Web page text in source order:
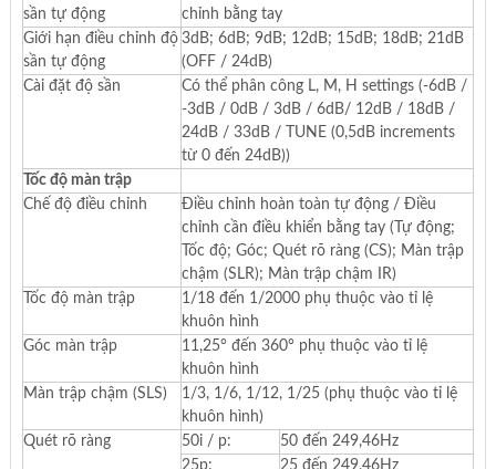
sần tự động
chỉnh bằng tay
Giới hạn điều chỉnh độ
sần tự động
3dB; 6dB; 9dB; 12dB; 15dB; 18dB; 21dB
(OFF / 24dB)
Cài đặt độ sần
Có thể phân công L, M, H settings (-6dB /
-3dB / 0dB / 3dB / 6dB/ 12dB / 18dB /
24dB / 33dB / TUNE (0,5dB increments
từ 0 đến 24dB))
Tốc độ màn trập
Chế độ điều chỉnh
Điều chỉnh hoàn toàn tự động / Điều
chỉnh cần điều khiển bằng tay (Tự động;
Tốc độ; Góc; Quét rõ ràng (CS); Màn trập
chậm (SLR); Màn trập chậm IR)
Tốc độ màn trập
1/18 đến 1/2000 phụ thuộc vào tỉ lệ
khuôn hình
Góc màn trập
11,25° đến 360° phụ thuộc vào tỉ lệ
khuôn hình
Màn trập chậm (SLS)
1/3, 1/6, 1/12, 1/25 (phụ thuộc vào tỉ lệ
khuôn hình)
Quét rõ ràng
50i / p:
50 đến 249,46Hz
25p:
25 đến 249,46Hz